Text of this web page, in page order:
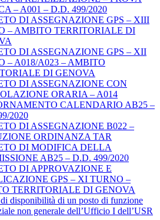
– A001 – D.D. 499/2020
DI ASSEGNAZIONE GPS – XIII
– AMBITO TERRITORIALE DI
DI ASSEGNAZIONE GPS – XII
– A018/A023 – AMBITO
DI GENOVA
DI ASSEGNAZIONE CON
ORARIA – A014
CALENDARIO AB25 –
2020
DI ASSEGNAZIONE B022 –
ORDINANZA TAR
DI MODIFICA DELLA
AB25 – D.D. 499/2020
DI APPROVAZIONE E
GPS – XI TURNO –
TERRITORIALE DI GENOVA
disponibilità di un posto di funzione
non generale dell’Ufficio I dell’USR